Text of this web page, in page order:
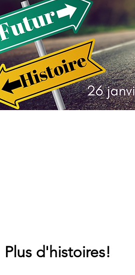
Plus d'histoires!